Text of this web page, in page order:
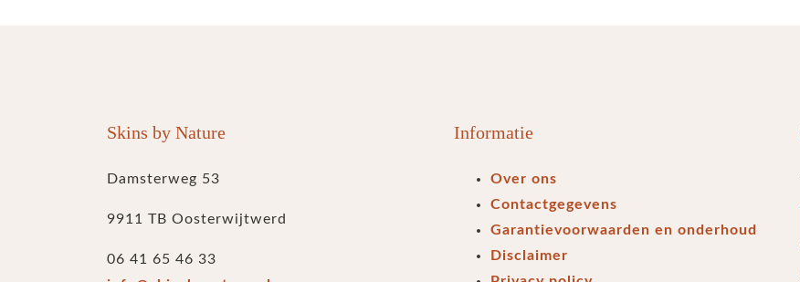
Skins by Nature
Damsterweg 53
9911 TB Oosterwijtwerd
06 41 65 46 33
Informatie
Over ons
Contactgegevens
Garantievoorwaarden en onderhoud
Disclaimer